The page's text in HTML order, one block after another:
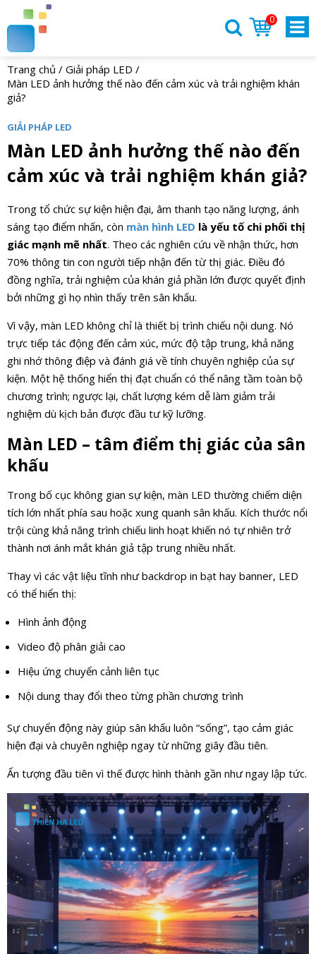
0
Trang chủ / Giải pháp LED /
Màn LED ảnh hưởng thế nào đến cảm xúc và trải nghiệm khán
giả?
GIẢI PHÁP LED
Màn LED ảnh hưởng thế nào đến
cảm xúc và trải nghiệm khán giả?
Trong tổ chức sự kiện hiện đại, âm thanh tạo năng lượng, ánh
sáng tạo điểm nhấn, còn màn hình LED là yếu tố chi phối thị
giác mạnh mẽ nhất. Theo các nghiên cứu về nhận thức, hơn
70% thông tin con người tiếp nhận đến từ thị giác. Điều đó
đồng nghĩa, trải nghiệm của khán giả phần lớn được quyết định
bởi những gì họ nhìn thấy trên sân khấu.
Vì vậy, màn LED không chỉ là thiết bị trình chiếu nội dung. Nó
trực tiếp tác động đến cảm xúc, mức độ tập trung, khả năng
ghi nhớ thông điệp và đánh giá về tính chuyên nghiệp của sự
kiện. Một hệ thống hiển thị đạt chuẩn có thể nâng tầm toàn bộ
chương trình; ngược lại, chất lượng kém dễ làm giảm trải
nghiệm dù kịch bản được đầu tư kỹ lưỡng.
Màn LED – tâm điểm thị giác của sân
khấu
Trong bố cục không gian sự kiện, màn LED thường chiếm diện
tích lớn nhất phía sau hoặc xung quanh sân khấu. Kích thước nổi
trội cùng khả năng trình chiếu linh hoạt khiến nó tự nhiên trở
thành nơi ánh mắt khán giả tập trung nhiều nhất.
Thay vì các vật liệu tĩnh như backdrop in bạt hay banner, LED
có thể hiển thị:
Hình ảnh động
Video độ phân giải cao
Hiệu ứng chuyển cảnh liên tục
Nội dung thay đổi theo từng phần chương trình
Sự chuyển động này giúp sân khấu luôn “sống”, tạo cảm giác
hiện đại và chuyên nghiệp ngay từ những giây đầu tiên.
Ấn tượng đầu tiên vì thế được hình thành gần như ngay lập tức.